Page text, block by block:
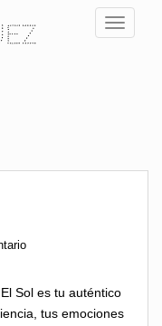
Sol es tu auténtico
tus emociones